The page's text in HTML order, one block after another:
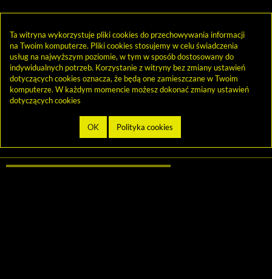
Ta witryna wykorzystuje pliki cookies do przechowywania informacji
na Twoim komputerze. Pliki cookies stosujemy w celu świadczenia
usług na najwyższym poziomie, w tym w sposób dostosowany do
indywidualnych potrzeb. Korzystanie z witryny bez zmiany ustawień
dotyczących cookies oznacza, że będą one zamieszczane w Twoim
komputerze. W każdym momencie możesz dokonać zmiany ustawień
dotyczących cookies